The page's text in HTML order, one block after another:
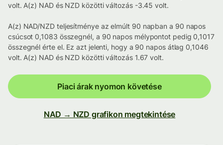
volt. A(z) NAD és NZD közötti változás -3.45 volt.
A(z) NAD/NZD teljesítménye az elmúlt 90 napban a 90 napos
csúcsot 0,1083 összegnél, a 90 napos mélypontot pedig 0,1017
összegnél érte el. Ez azt jelenti, hogy a 90 napos átlag 0,1046
volt. A(z) NAD és NZD közötti változás 1.67 volt.
Piaci árak nyomon követése
NAD → NZD grafikon megtekintése